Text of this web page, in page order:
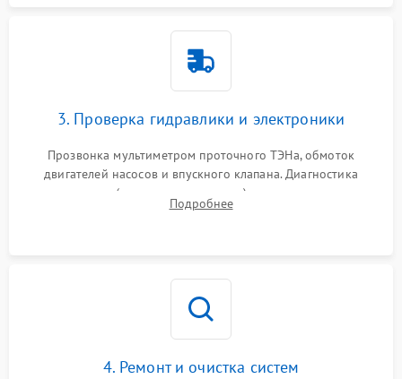
3. Проверка гидравлики и электроники
Прозвонка мультиметром проточного ТЭНа, обмоток
двигателей насосов и впускного клапана. Диагностика
прессостата (датчика уровня воды), датчика мутности,
концевика дверцы и электронного модуля управления.
Подробнее
4. Ремонт и очистка систем